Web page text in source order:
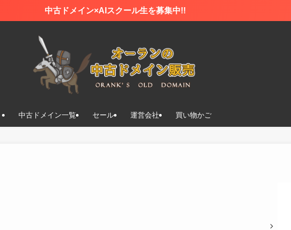
中古ドメイン×AIスクール生を募集中!!
中古ドメイン一覧 セール 運営会社 買い物かご